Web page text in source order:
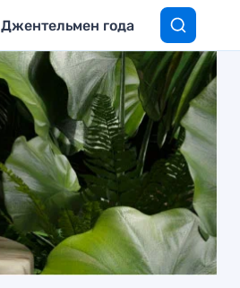
Джентельмен года